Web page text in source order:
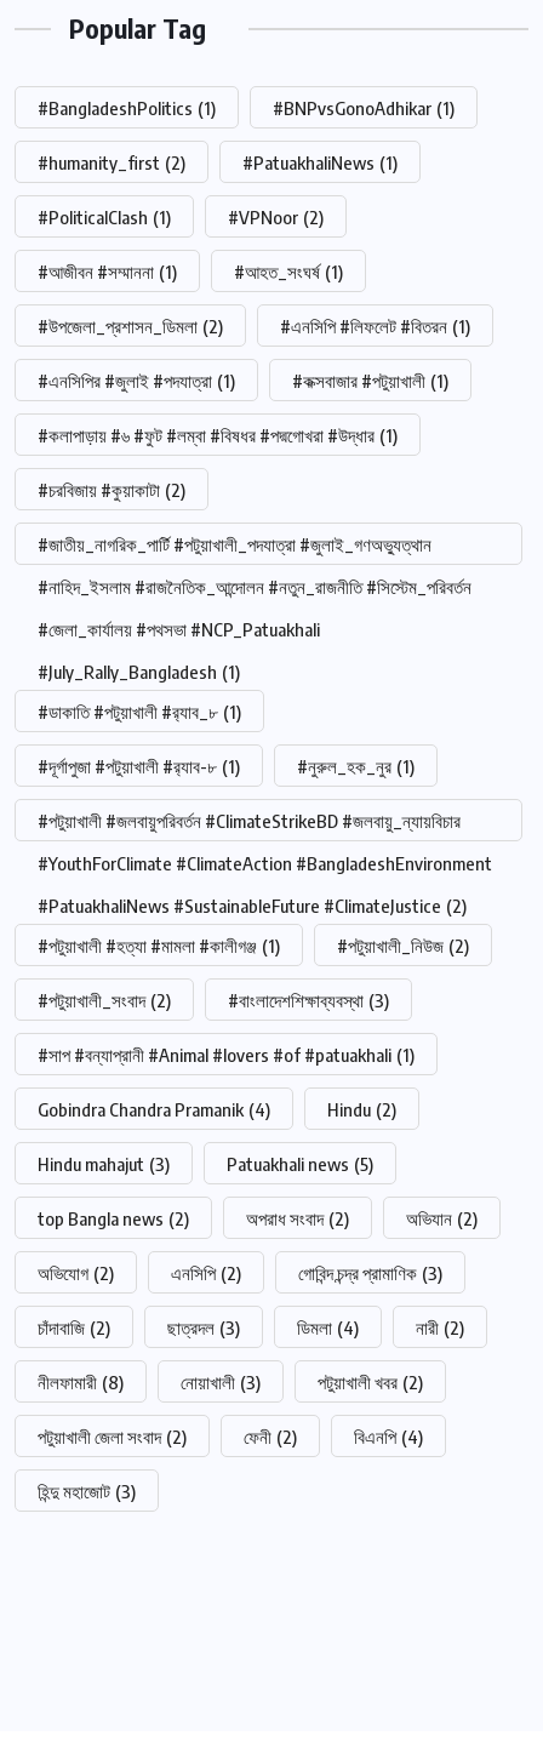
Popular Tag
#BangladeshPolitics (1) #BNPvsGonoAdhikar (1)
#humanity_first (2) #PatuakhaliNews (1)
#PoliticalClash (1) #VPNoor (2)
#আজীবন #সম্মাননা (1) #আহত_সংঘর্ষ (1)
#উপজেলা_প্রশাসন_ডিমলা (2) #এনসিপি #লিফলেট #বিতরন (1)
#এনসিপির #জুলাই #পদযাত্রা (1) #কক্সবাজার #পটুয়াখালী (1)
#কলাপাড়ায় #৬ #ফুট #লম্বা #বিষধর #পদ্মগোখরা #উদ্ধার (1)
#চরবিজায় #কুয়াকাটা (2)
#জাতীয়_নাগরিক_পার্টি #পটুয়াখালী_পদযাত্রা #জুলাই_গণঅভ্যুত্থান
#নাহিদ_ইসলাম #রাজনৈতিক_আন্দোলন #নতুন_রাজনীতি #সিস্টেম_পরিবর্তন
#জেলা_কার্যালয় #পথসভা #NCP_Patuakhali
#July_Rally_Bangladesh (1)
#ডাকাতি #পটুয়াখালী #র‍্যাব_৮ (1)
#দূর্গাপুজা #পটুয়াখালী #র‍্যাব-৮ (1) #নুরুল_হক_নুর (1)
#পটুয়াখালী #জলবায়ুপরিবর্তন #ClimateStrikeBD #জলবায়ু_ন্যায়বিচার
#YouthForClimate #ClimateAction #BangladeshEnvironment
#PatuakhaliNews #SustainableFuture #ClimateJustice (2)
#পটুয়াখালী #হত্যা #মামলা #কালীগঞ্জ (1) #পটুয়াখালী_নিউজ (2)
#পটুয়াখালী_সংবাদ (2) #বাংলাদেশশিক্ষাব্যবস্থা (3)
#সাপ #বন্যাপ্রানী #Animal #lovers #of #patuakhali (1)
Gobindra Chandra Pramanik (4) Hindu (2)
Hindu mahajut (3) Patuakhali news (5)
top Bangla news (2) অপরাধ সংবাদ (2) অভিযান (2)
অভিযোগ (2) এনসিপি (2) গোবিন্দ চন্দ্র প্রামাণিক (3)
চাঁদাবাজি (2) ছাত্রদল (3) ডিমলা (4) নারী (2)
নীলফামারী (8) নোয়াখালী (3) পটুয়াখালী খবর (2)
পটুয়াখালী জেলা সংবাদ (2) ফেনী (2) বিএনপি (4)
হিন্দু মহাজোট (3)